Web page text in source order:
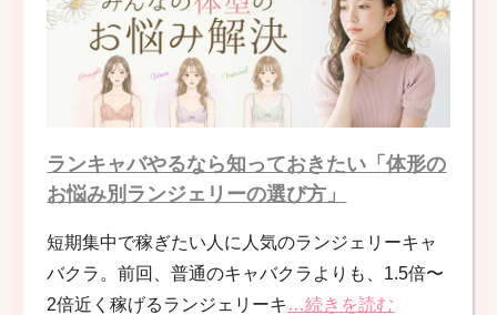
ランキャバやるなら知っておきたい「体形の
お悩み別ランジェリーの選び方」
短期集中で稼ぎたい人に人気のランジェリーキャ
バクラ。前回、普通のキャバクラよりも、1.5倍〜
2倍近く稼げるランジェリーキ …続きを読む